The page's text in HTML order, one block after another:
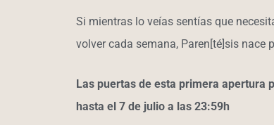
Si mientras lo veías sentías que
volver cada semana, Paren[té]sis nace
Las puertas de esta primera apertura
hasta el 7 de julio a las 23:59h